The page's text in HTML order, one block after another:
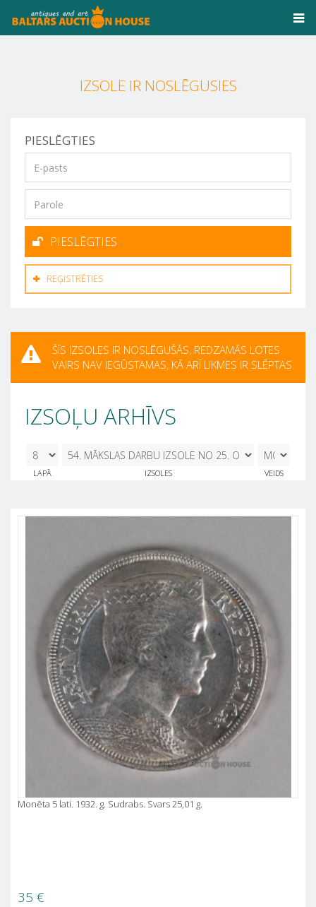
IZSOLE IR NOSLĒGUSIES
PIESLĒGTIES
PIESLĒGTIES
REĢISTRĒTIES
ŠĪS IZSOLES IR NOSLĒGUŠĀS, REDZAMĀS LOTES
VAIRS NAV IEGŪSTAMAS, KĀ ARĪ LIKMES IR SLĒPTAS.
IZSOĻU ARHĪVS
LAPĀ
54. MĀKSLAS DARBU IZSOLE NO 25.
OKTOBRA - 29. OKTOBRIM 25.10.2024
IZSOLES VEIDS
Monēta 5 lati. 1932. g. Sudrabs. Svars 25,01 g.
35 €